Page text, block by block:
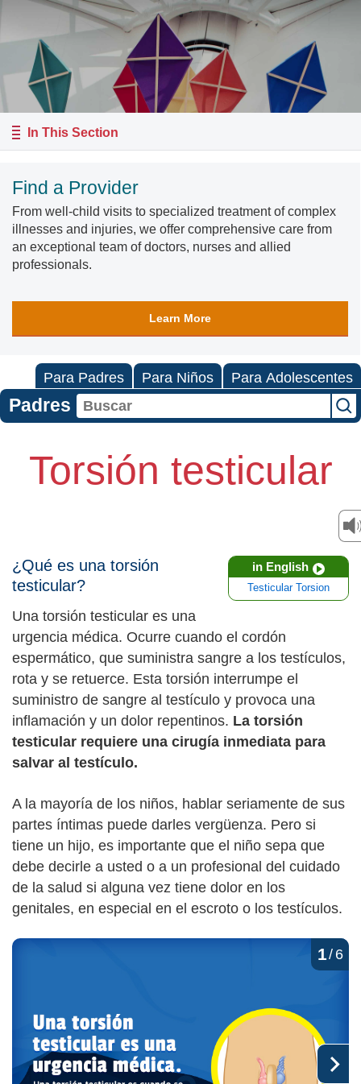
In This Section
Find a Provider
From well-child visits to specialized treatment of complex
illnesses and injuries, we offer comprehensive care from
an exceptional team of doctors, nurses and allied
professionals.
Learn More
Para Padres Para Niños Para Adolescentes
Padres
Torsión testicular
in English
Testicular Torsion
¿Qué es una torsión
testicular?
Una torsión testicular es una
urgencia médica. Ocurre cuando el cordón
espermático, que suministra sangre a los testículos,
rota y se retuerce. Esta torsión interrumpe el
suministro de sangre al testículo y provoca una
inflamación y un dolor repentinos. La torsión
testicular requiere una cirugía inmediata para
salvar al testículo.
A la mayoría de los niños, hablar seriamente de sus
partes íntimas puede darles vergüenza. Pero si
tiene un hijo, es importante que el niño sepa que
debe decirle a usted o a un profesional del cuidado
de la salud si alguna vez tiene dolor en los
genitales, en especial en el escroto o los testículos.
1/ 6